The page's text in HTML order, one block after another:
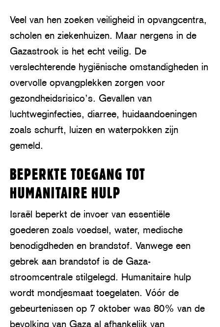
Veel van hen zoeken veiligheid in opvangcentra,
scholen en ziekenhuizen. Maar nergens in de
Gazastrook is het echt veilig. De
verslechterende hygiënische omstandigheden in
overvolle opvangplekken zorgen voor
gezondheidsrisico’s. Gevallen van
luchtweginfecties, diarree, huidaandoeningen
zoals schurft, luizen en waterpokken zijn
gemeld.
BEPERKTE TOEGANG TOT
HUMANITAIRE HULP
Israël beperkt de invoer van essentiële
goederen zoals voedsel, water, medische
benodigdheden en brandstof. Vanwege een
gebrek aan brandstof is de Gaza-
stroomcentrale stilgelegd. Humanitaire hulp
wordt mondjesmaat toegelaten. Vóór de
gebeurtenissen op 7 oktober was 80% van de
bevolking van Gaza al afhankelijk van